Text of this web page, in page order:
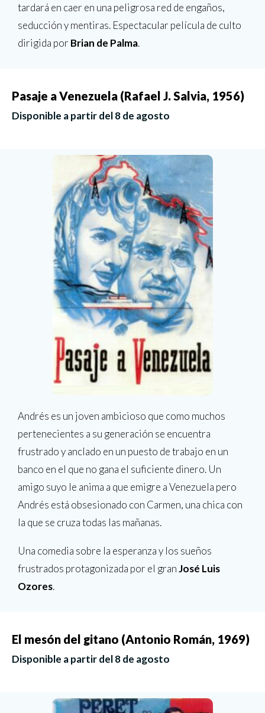
tardará en caer en una peligrosa red de engaños,
seducción y mentiras. Espectacular película de culto
dirigida por Brian de Palma.
Pasaje a Venezuela (Rafael J. Salvia, 1956)
Disponible a partir del 8 de agosto
Andrés es un joven ambicioso que como muchos
pertenecientes a su generación se encuentra
frustrado y anclado en un puesto de trabajo en un
banco en el que no gana el suficiente dinero. Un
amigo suyo le anima a que emigre a Venezuela pero
Andrés está obsesionado con Carmen, una chica con
la que se cruza todas las mañanas.
Una comedia sobre la esperanza y los sueños
frustrados protagonizada por el granJosé Luis
Ozores.
El mesón del gitano (Antonio Román, 1969)
Disponible a partir del 8 de agosto